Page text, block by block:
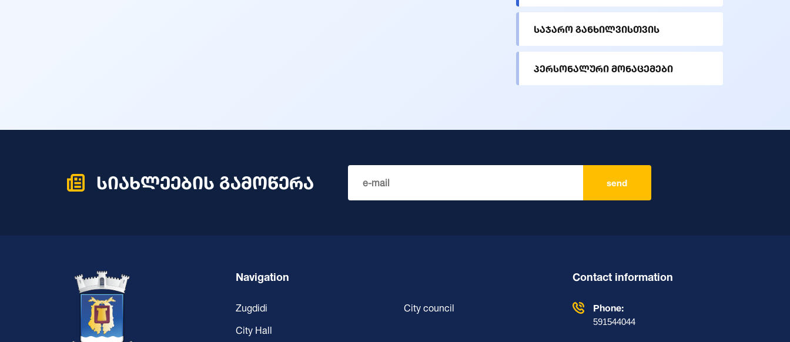
საჯარო განხილვისთვის
პერსონალური მონაცემები
სიახლეების გამოწერა send
Navigation
Zugdidi
City Hall
City council
Contact information
Phone:
591544044